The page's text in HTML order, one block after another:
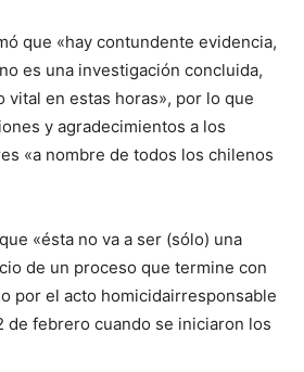
que «hay contundente evidencia,
es una investigación concluida,
vital en estas horas», por lo que
y agradecimientos a los
«a nombre de todos los chilenos
«ésta no va a ser (sólo) una
de un proceso que termine con
por el acto homicidairresponsable
de febrero cuando se iniciaron los